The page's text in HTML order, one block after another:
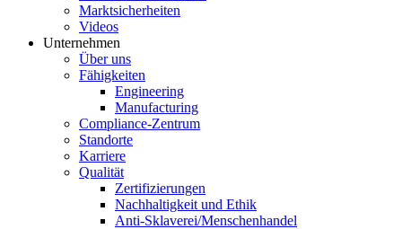
Marktsicherheiten
Videos
Unternehmen
Über uns
Fähigkeiten
Engineering
Manufacturing
Compliance-Zentrum
Standorte
Karriere
Qualität
Zertifizierungen
Nachhaltigkeit und Ethik
Anti-Sklaverei/Menschenhandel